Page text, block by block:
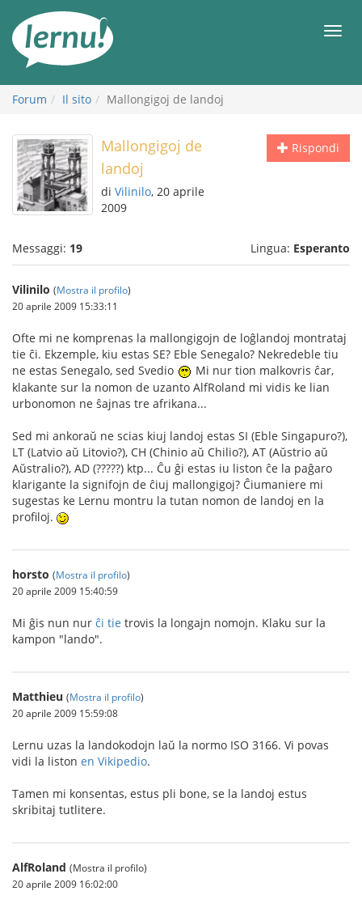
all’indice
Forum Il sito Mallongigoj de landoj
Rispondi
Mallongigoj de
landoj
di Vilinilo, 20 aprile
2009
Messaggi: 19 Lingua: Esperanto
Vilinilo (Mostra il profilo)
20 aprile 2009 15:33:11
Ofte mi ne komprenas la mallongigojn de loĝlandoj montrataj
tie ĉi. Ekzemple, kiu estas SE? Eble Senegalo? Nekredeble tiu
ne estas Senegalo, sed Svedio
Mi nur tion malkovris ĉar,
klakante sur la nomon de uzanto AlfRoland mi vidis ke lian
urbonomon ne ŝajnas tre afrikana...
Sed mi ankoraŭ ne scias kiuj landoj estas SI (Eble Singapuro?),
LT (Latvio aŭ Litovio?), CH (Chinio aŭ Chilio?), AT (Aŭstrio aŭ
Aŭstralio?), AD (?????) ktp... Ĉu ĝi estas iu liston ĉe la paĝaro
klarigante la signifojn de ĉiuj mallongigoj? Ĉiumaniere mi
sugestas ke Lernu montru la tutan nomon de landoj en la
profiloj.
horsto (Mostra il profilo)
20 aprile 2009 15:40:59
Mi ĝis nun nur ĉi tie trovis la longajn nomojn. Klaku sur la
kampon "lando".
Matthieu (Mostra il profilo)
20 aprile 2009 15:59:08
Lernu uzas la landokodojn laŭ la normo ISO 3166. Vi povas
vidi la liston en Vikipedio.
Tamen mi konsentas, estus pli bone, se la landoj estus
skribitaj tutlitere.
AlfRoland (Mostra il profilo)
20 aprile 2009 16:02:00